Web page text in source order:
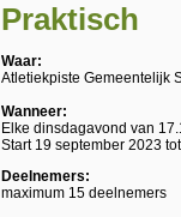
Praktisch
Waar:
Atletiekpiste Gemeentelijk
Wanneer:
Elke dinsdagavond van
Start 19 september 2023
Deelnemers:
maximum 15 deelnemers